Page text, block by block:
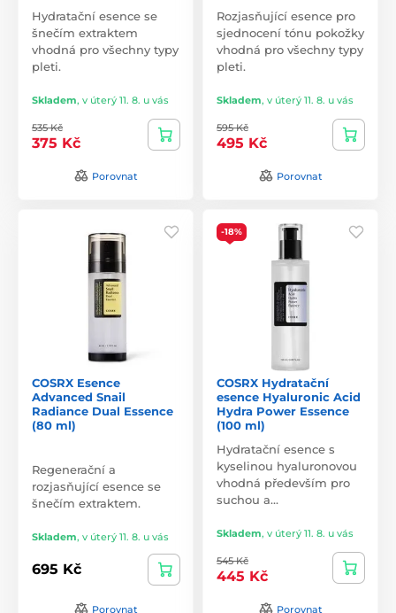
Hydratační esence se
šnečím extraktem
vhodná pro všechny typy
pleti.
Skladem, v úterý 11. 8. u vás
535 Kč
375 Kč
Porovnat
Rozjasňující esence pro
sjednocení tónu pokožky
vhodná pro všechny typy
pleti.
Skladem, v úterý 11. 8. u vás
595 Kč
495 Kč
Porovnat
COSRX Esence
Advanced Snail
Radiance Dual Essence
(80 ml)
Regenerační a
rozjasňující esence se
šnečím extraktem.
Skladem, v úterý 11. 8. u vás
695 Kč
Porovnat
-18%
COSRX Hydratační
esence Hyaluronic Acid
Hydra Power Essence
(100 ml)
Hydratační esence s
kyselinou hyaluronovou
vhodná především pro
suchou a…
Skladem, v úterý 11. 8. u vás
545 Kč
445 Kč
Porovnat